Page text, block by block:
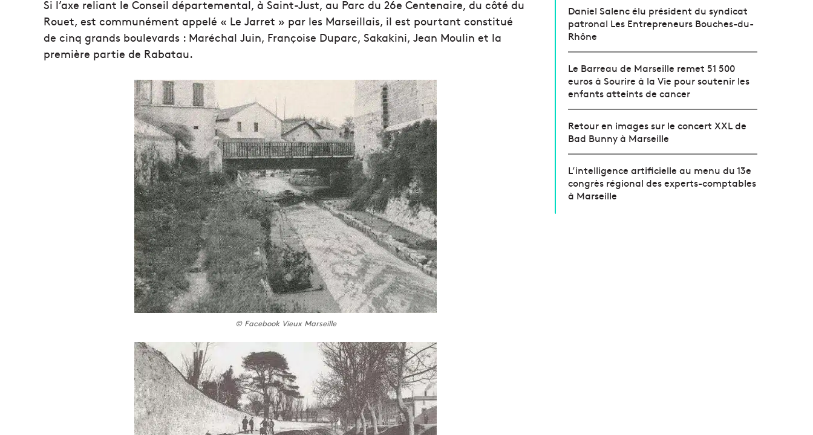
Si l’axe reliant le Conseil départemental, à Saint-Just, au Parc du 26e Centenaire, du côté du
Rouet, est communément appelé « Le Jarret » par les Marseillais, il est pourtant constitué
de cinq grands boulevards : Maréchal Juin, Françoise Duparc, Sakakini, Jean Moulin et la
première partie de Rabatau.
© Facebook Vieux Marseille
Daniel Salenc élu président du syndicat
patronal Les Entrepreneurs Bouches-du-
Rhône
Le Barreau de Marseille remet 51 500
euros à Sourire à la Vie pour soutenir les
enfants atteints de cancer
Retour en images sur le concert XXL de
Bad Bunny à Marseille
L’intelligence artificielle au menu du 13e
congrès régional des experts-comptables
à Marseille